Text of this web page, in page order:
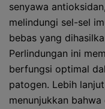
senyawa
melindungi sel-sel
bebas yang
Perlindungan ini
berfungsi optimal
patogen. Lebih
menunjukkan